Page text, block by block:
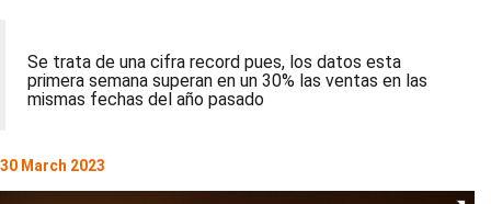
Se trata de una cifra record pues, los datos esta
primera semana superan en un 30% las ventas en las
mismas fechas del año pasado
30 March 2023